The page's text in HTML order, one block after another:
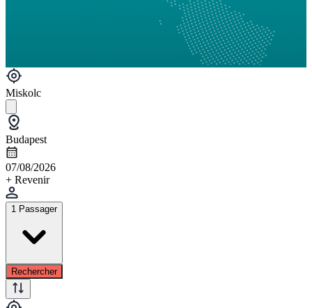
Miskolc
Budapest
07/08/2026
+ Revenir
1 Passager
Rechercher